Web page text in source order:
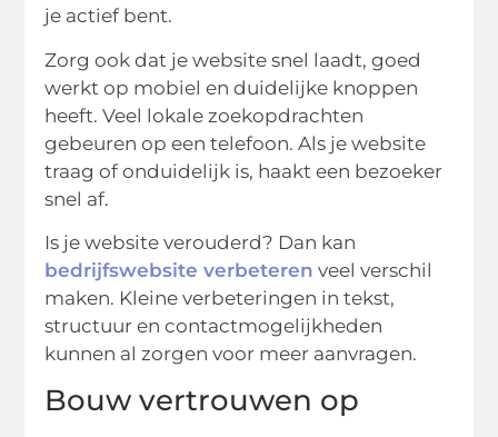
je actief bent.
Zorg ook dat je website snel laadt, goed
werkt op mobiel en duidelijke knoppen
heeft. Veel lokale zoekopdrachten
gebeuren op een telefoon. Als je website
traag of onduidelijk is, haakt een bezoeker
snel af.
Is je website verouderd? Dan kan
bedrijfswebsite verbeteren veel verschil
maken. Kleine verbeteringen in tekst,
structuur en contactmogelijkheden
kunnen al zorgen voor meer aanvragen.
Bouw vertrouwen op